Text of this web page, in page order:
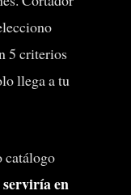
5 criterios
llega a tu
catálogo
serviría en